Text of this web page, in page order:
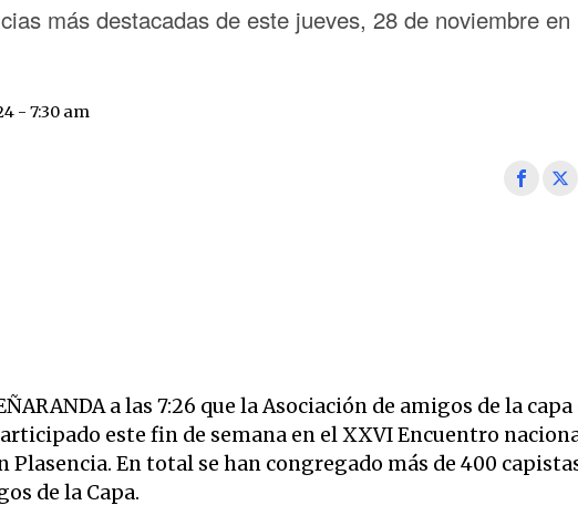
más destacadas de este jueves, 28 de noviembre
- 7:30 am
a las 7:26 que la Asociación de amigos de la capa
este fin de semana en el XXVI Encuentro
Plasencia. En total se han congregado más de 400
de la Capa.